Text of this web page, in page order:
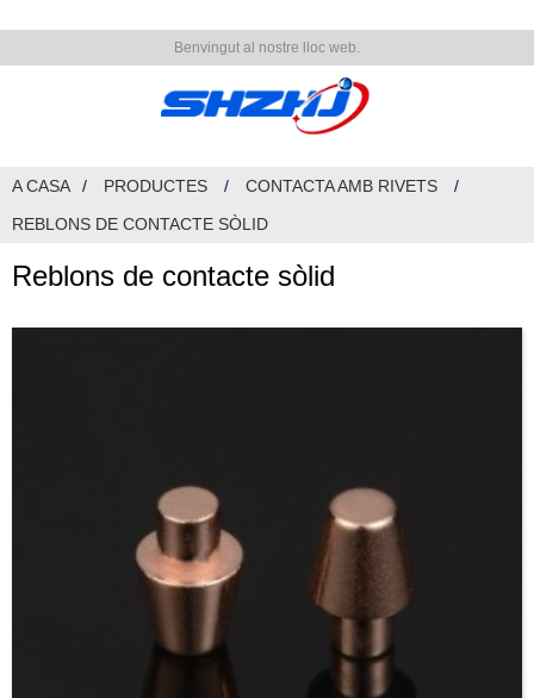
Benvingut al nostre lloc web.
A CASA PRODUCTES
CONTACTA AMB RIVETS
REBLONS DE CONTACTE SÒLID
Reblons de contacte sòlid